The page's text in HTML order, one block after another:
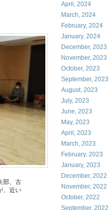
部、古
、近い
April, 2024
March, 2024
February, 2024
January, 2024
December, 2023
November, 2023
October, 2023
September, 2023
August, 2023
July, 2023
June, 2023
May, 2023
April, 2023
March, 2023
February, 2023
January, 2023
December, 2022
November, 2022
October, 2022
September, 2022